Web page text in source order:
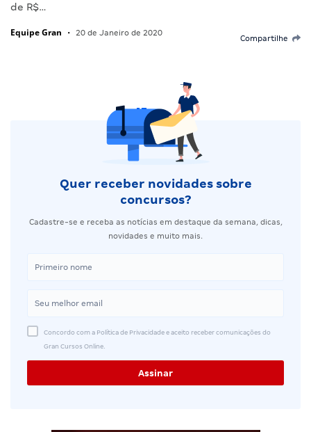
de R$…
Equipe Gran • 20 de Janeiro de 2020
Compartilhe
Quer receber novidades sobre
concursos?
Cadastre-se e receba as notícias em destaque da semana, dicas,
novidades e muito mais.
Concordo com a Política de Privacidade e aceito receber comunicações do
Gran Cursos Online.